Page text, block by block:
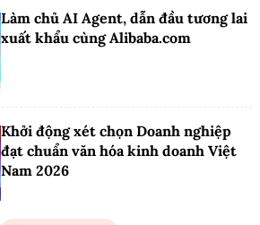
Làm chủ AI Agent, dẫn đầu tương lai
xuất khẩu cùng Alibaba.com
Khởi động xét chọn Doanh nghiệp
đạt chuẩn văn hóa kinh doanh Việt
Nam 2026